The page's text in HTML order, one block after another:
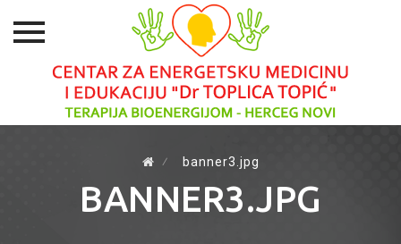
⁄ banner3.jpg
BANNER3.JPG